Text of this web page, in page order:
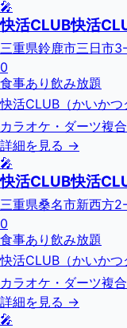
🎤
快活CLUB快活
三重県鈴鹿市三日市
0
食事あり 飲み放題
快活CLUB（かいか
カラオケ・ダーツ複
詳細を見る →
🎤
快活CLUB快活
三重県桑名市新西方
0
食事あり 飲み放題
快活CLUB（かいか
カラオケ・ダーツ複
詳細を見る →
🎤